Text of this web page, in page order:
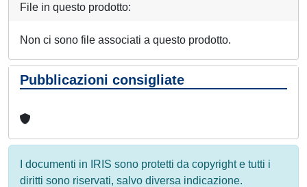
File in questo prodotto:
Non ci sono file associati a questo prodotto.
Pubblicazioni consigliate
I documenti in IRIS sono protetti da copyright e tutti i
diritti sono riservati, salvo diversa indicazione.